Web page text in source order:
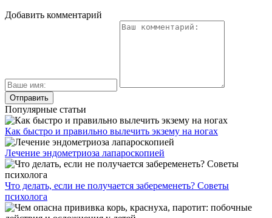
Добавить комментарий
Популярные статьи
Как быстро и правильно вылечить экзему на ногах
Лечение эндометриоза лапароскопией
Что делать, если не получается забеременеть? Советы
психолога